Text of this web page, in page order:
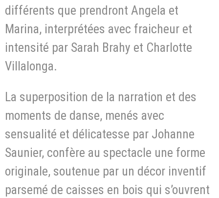
différents que prendront Angela et
Marina, interprétées avec fraicheur et
intensité par Sarah Brahy et Charlotte
Villalonga.
La superposition de la narration et des
moments de danse, menés avec
sensualité et délicatesse par Johanne
Saunier, confère au spectacle une forme
originale, soutenue par un décor inventif
parsemé de caisses en bois qui s’ouvrent